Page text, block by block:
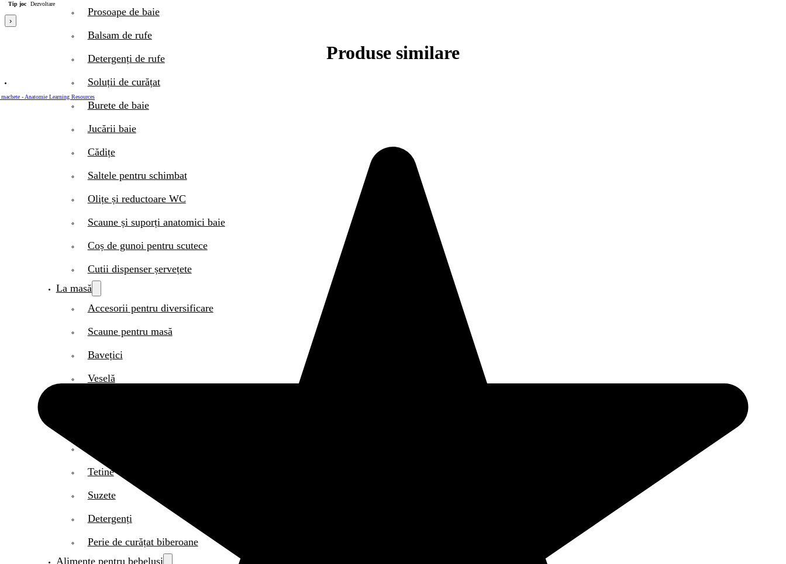
Prosoape de baie
Balsam de rufe
Detergenți de rufe
Soluții de curățat
Burete de baie
Jucării baie
Cădițe
Saltele pentru schimbat
Olițe și reductoare WC
Scaune și suporți anatomici baie
Coș de gunoi pentru scutece
Cutii dispenser șervețete
La masă
Accesorii pentru diversificare
Scaune pentru masă
Bavețici
Veselă
Tetine
Suzete
Detergenți
Perie de curățat biberoane
Alimente pentru bebeluși
Tip joc Dezvoltare
›
Produse similare